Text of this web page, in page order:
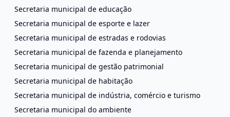
Secretaria municipal de educação
Secretaria municipal de esporte e lazer
Secretaria municipal de estradas e rodovias
Secretaria municipal de fazenda e planejamento
Secretaria municipal de gestão patrimonial
Secretaria municipal de habitação
Secretaria municipal de indústria, comércio e turismo
Secretaria municipal do ambiente